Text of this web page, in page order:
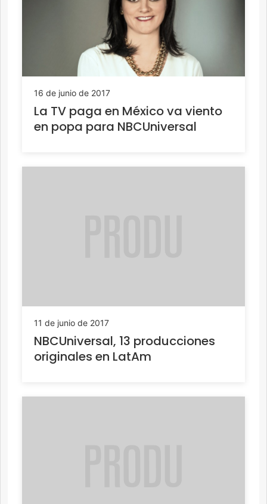
16 de junio de 2017
La TV paga en México va viento
en popa para NBCUniversal
11 de junio de 2017
NBCUniversal, 13 producciones
originales en LatAm